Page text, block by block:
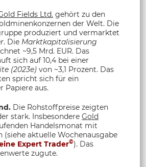
Fields Ltd. gehört zu den
der Welt. Die
produziert und vermarktet
. Die Marktkapitalisierung
~9,5 Mrd. EUR. Das
sich auf 10,4 bei einer
(2023e) von ~3,1 Prozent. Das
spricht sich für ein
Papiere aus.
Die Rohstoffpreise zeigten
stark. Insbesondere Gold
Handelsmonat mit
(siehe aktuelle Wochenausgabe
Expert Trader©). Das
zugute.